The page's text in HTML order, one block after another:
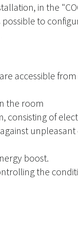
in the
to
accessible
the room
consisting of
boost.
the